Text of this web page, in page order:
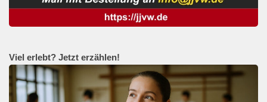
Viel erlebt? Jetzt erzählen!